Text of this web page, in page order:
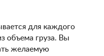
для каждого
объема груза. Вы
желаемую